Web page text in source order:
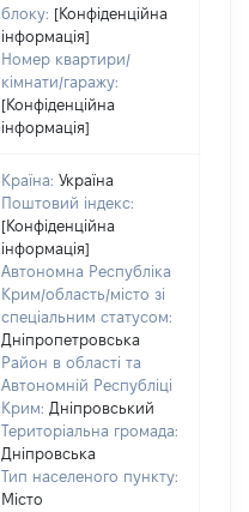
блоку: [Конфіденційна
інформація]
Номер квартири/
кімнати/гаражу:
[Конфіденційна
інформація]
Країна: Україна
Поштовий індекс:
[Конфіденційна
інформація]
Автономна Республіка
Крим/область/місто зі
спеціальним статусом:
Дніпропетровська
Район в області та
Автономній Республіці
Крим: Дніпровський
Територіальна громада:
Дніпровська
Тип населеного пункту:
Місто